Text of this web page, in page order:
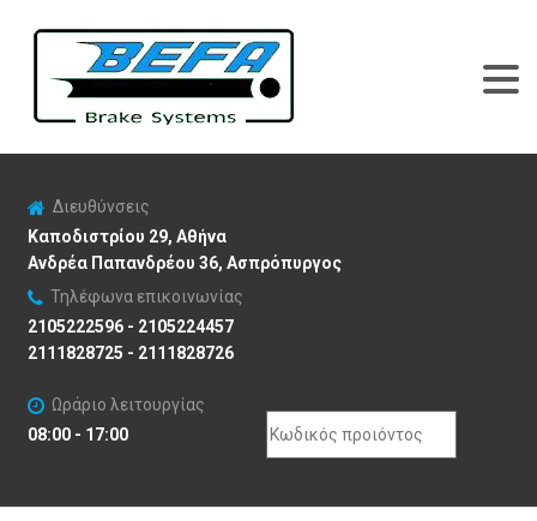
Διευθύνσεις
Καποδιστρίου 29, Αθήνα
Ανδρέα Παπανδρέου 36, Ασπρόπυργος
Τηλέφωνα επικοινωνίας
2105222596 - 2105224457
2111828725 - 2111828726
Ωράριο λειτουργίας
08:00 - 17:00
Search
for: